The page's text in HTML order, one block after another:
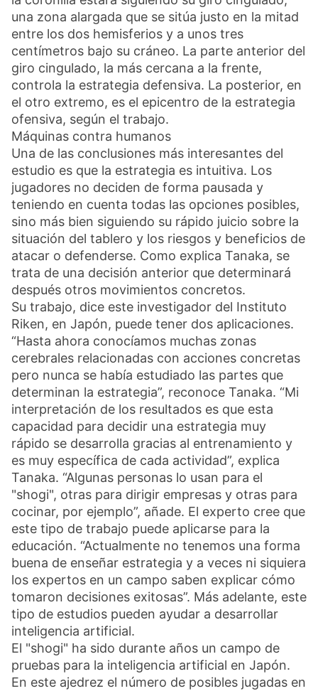
una zona alargada que se sitúa justo en la mitad
entre los dos hemisferios y a unos tres
centímetros bajo su cráneo. La parte anterior del
giro cingulado, la más cercana a la frente,
controla la estrategia defensiva. La posterior, en
el otro extremo, es el epicentro de la estrategia
ofensiva, según el trabajo.
Máquinas contra humanos
Una de las conclusiones más interesantes del
estudio es que la estrategia es intuitiva. Los
jugadores no deciden de forma pausada y
teniendo en cuenta todas las opciones posibles,
sino más bien siguiendo su rápido juicio sobre la
situación del tablero y los riesgos y beneficios de
atacar o defenderse. Como explica Tanaka, se
trata de una decisión anterior que determinará
después otros movimientos concretos.
Su trabajo, dice este investigador del Instituto
Riken, en Japón, puede tener dos aplicaciones.
“Hasta ahora conocíamos muchas zonas
cerebrales relacionadas con acciones concretas
pero nunca se había estudiado las partes que
determinan la estrategia”, reconoce Tanaka. “Mi
interpretación de los resultados es que esta
capacidad para decidir una estrategia muy
rápido se desarrolla gracias al entrenamiento y
es muy específica de cada actividad”, explica
Tanaka. “Algunas personas lo usan para el
"shogi", otras para dirigir empresas y otras para
cocinar, por ejemplo”, añade. El experto cree que
este tipo de trabajo puede aplicarse para la
educación. “Actualmente no tenemos una forma
buena de enseñar estrategia y a veces ni siquiera
los expertos en un campo saben explicar cómo
tomaron decisiones exitosas”. Más adelante, este
tipo de estudios pueden ayudar a desarrollar
inteligencia artificial.
El "shogi" ha sido durante años un campo de
pruebas para la inteligencia artificial en Japón.
En este ajedrez el número de posibles jugadas en